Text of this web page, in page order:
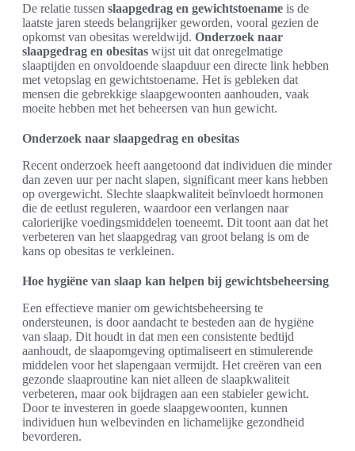
De relatie tussen slaapgedrag en gewichtstoename is de
laatste jaren steeds belangrijker geworden, vooral gezien de
opkomst van obesitas wereldwijd. Onderzoek naar
slaapgedrag en obesitas wijst uit dat onregelmatige
slaaptijden en onvoldoende slaapduur een directe link hebben
met vetopslag en gewichtstoename. Het is gebleken dat
mensen die gebrekkige slaapgewoonten aanhouden, vaak
moeite hebben met het beheersen van hun gewicht.
Onderzoek naar slaapgedrag en obesitas
Recent onderzoek heeft aangetoond dat individuen die minder
dan zeven uur per nacht slapen, significant meer kans hebben
op overgewicht. Slechte slaapkwaliteit beïnvloedt hormonen
die de eetlust reguleren, waardoor een verlangen naar
calorierijke voedingsmiddelen toeneemt. Dit toont aan dat het
verbeteren van het slaapgedrag van groot belang is om de
kans op obesitas te verkleinen.
Hoe hygiëne van slaap kan helpen bij gewichtsbeheersing
Een effectieve manier om gewichtsbeheersing te
ondersteunen, is door aandacht te besteden aan de hygiëne
van slaap. Dit houdt in dat men een consistente bedtijd
aanhoudt, de slaapomgeving optimaliseert en stimulerende
middelen voor het slapengaan vermijdt. Het creëren van een
gezonde slaaproutine kan niet alleen de slaapkwaliteit
verbeteren, maar ook bijdragen aan een stabieler gewicht.
Door te investeren in goede slaapgewoonten, kunnen
individuen hun welbevinden en lichamelijke gezondheid
bevorderen.